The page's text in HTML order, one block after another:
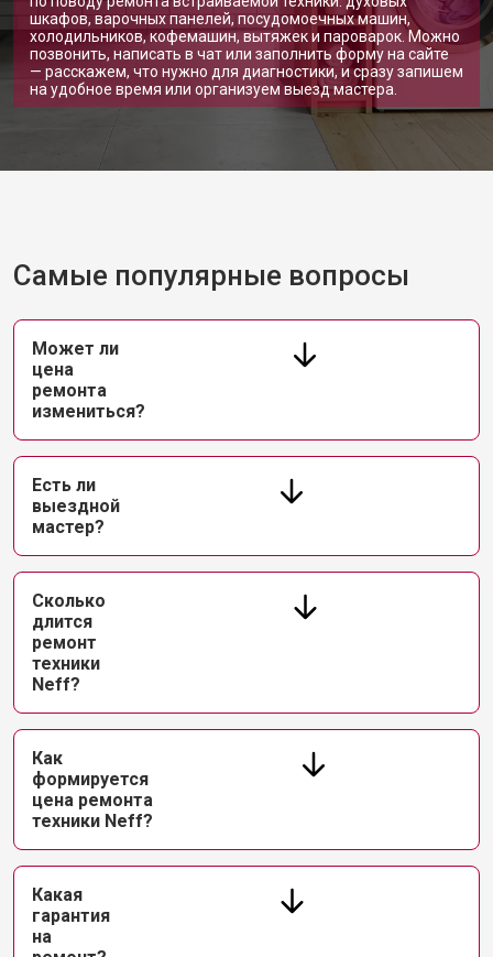
шкафов, варочных панелей, посудомоечных машин,
холодильников, кофемашин, вытяжек и пароварок. Можно
позвонить, написать в чат или заполнить форму на сайте
— расскажем, что нужно для диагностики, и сразу запишем
на удобное время или организуем выезд мастера.
Самые популярные вопросы
Может ли
цена
ремонта
измениться?
Есть ли
выездной
мастер?
Сколько
длится
ремонт
техники
Neff?
Как
формируется
цена ремонта
техники Neff?
Какая
гарантия
на